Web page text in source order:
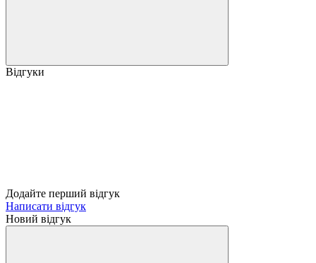
Відгуки
Додайте перший відгук
Написати відгук
Новий відгук